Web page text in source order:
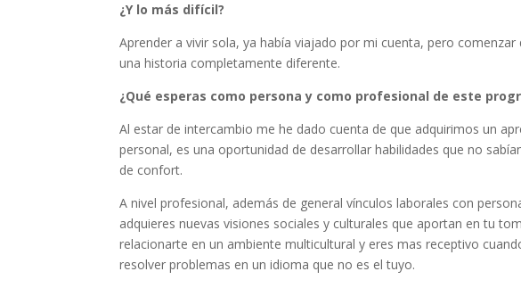
¿Y lo más difícil?
Aprender a vivir sola, ya había viajado por mi cuenta, pero
una historia completamente diferente.
¿Qué esperas como persona y como profesional de este
Al estar de intercambio me he dado cuenta de que adquirimos un
personal, es una oportunidad de desarrollar habilidades que no
de confort.
A nivel profesional, además de general vínculos laborales con
adquieres nuevas visiones sociales y culturales que aportan en tu
relacionarte en un ambiente multicultural y eres mas receptivo
resolver problemas en un idioma que no es el tuyo.